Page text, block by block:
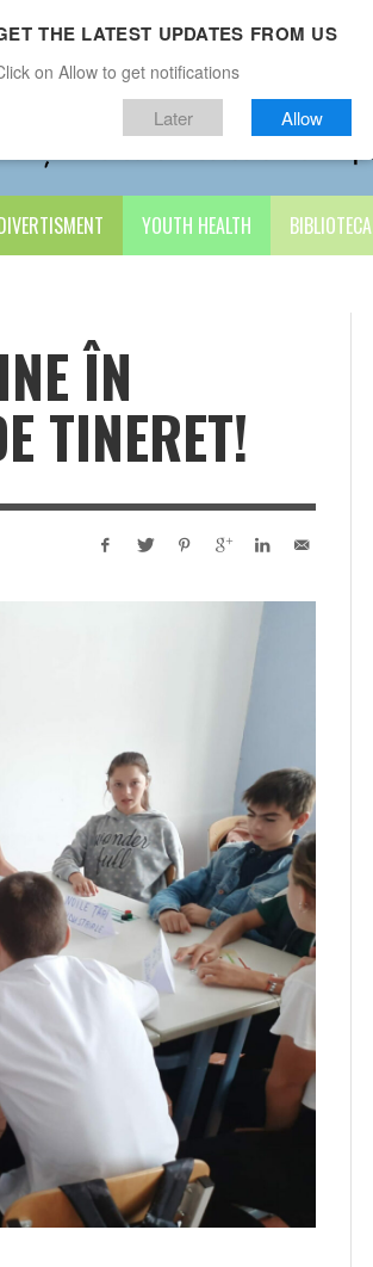
YOUTH HEALTH BIBLIOTECA
ÎN
TINERET!
THE LATEST UPDATES FROM US
on Allow to get notifications
Later Allow